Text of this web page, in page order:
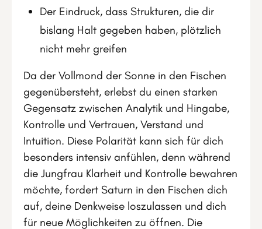
Der Eindruck, dass Strukturen, die dir
bislang Halt gegeben haben, plötzlich
nicht mehr greifen
Da der Vollmond der Sonne in den Fischen
gegenübersteht, erlebst du einen starken
Gegensatz zwischen Analytik und Hingabe,
Kontrolle und Vertrauen, Verstand und
Intuition. Diese Polarität kann sich für dich
besonders intensiv anfühlen, denn während
die Jungfrau Klarheit und Kontrolle bewahren
möchte, fordert Saturn in den Fischen dich
auf, deine Denkweise loszulassen und dich
für neue Möglichkeiten zu öffnen. Die